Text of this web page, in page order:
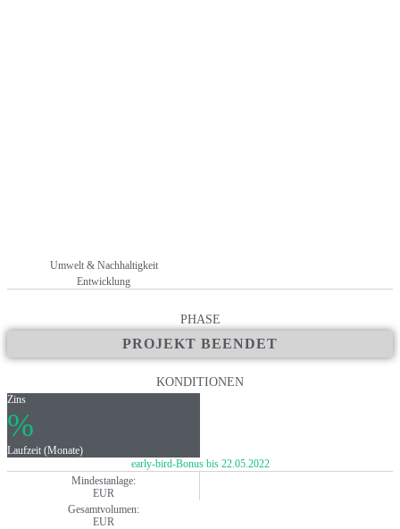
Umwelt & Nachhaltigkeit
Entwicklung
PHASE
PROJEKT BEENDET
KONDITIONEN
Zins
%
Laufzeit (Monate)
early-bird-Bonus bis 22.05.2022
Mindestanlage:
EUR
Gesamtvolumen:
EUR